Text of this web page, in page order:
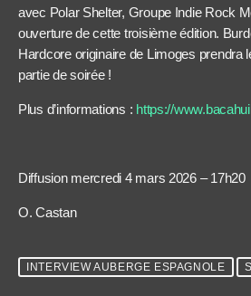
avec Polar Shelter, Groupe Indie Rock
ouverture de cette troisième édition.
Hardcore originaire de Limoges prendra
partie de soirée !
Plus d’informations : https://
Diffusion mercredi 4 mars 2026 – 17h20
O. Castan
INTERVIEW AUBERGE ESPAGNOLE